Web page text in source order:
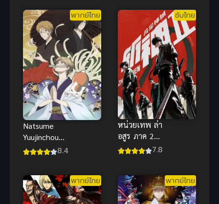
อนาคตพากย์
ฮา
พากย์ไทย
Natsume
Yuujinchou
Season
พิศวง ภาค 3
8.4
ซับไทย
หน่วยเทพ ล่า
อสูร ภาค 2
สานต่อความ
จินตนาการ
7.8
พากย์ไทย พากย์ไทย